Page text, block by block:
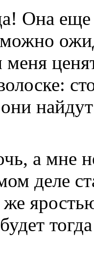
Она еще
меня
а мне
деле